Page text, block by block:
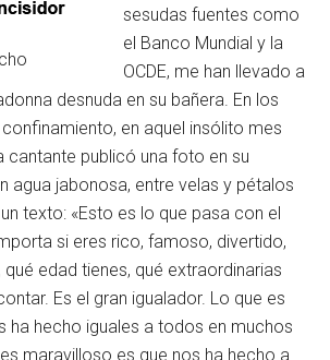
sesudas fuentes como
el Banco Mundial y la
OCDE, me han llevado a
desnuda en su bañera. En los
en aquel insólito mes
cantante publicó una foto en su
agua jabonosa, entre velas y pétalos
texto: «Esto es lo que pasa con el
si eres rico, famoso, divertido,
edad tienes, qué extraordinarias
Es el gran igualador. Lo que es
ha hecho iguales a todos en muchos
maravilloso es que nos ha hecho a